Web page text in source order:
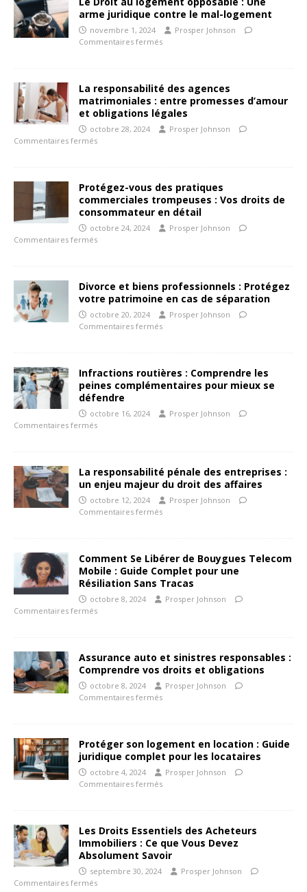
arme juridique contre le mal-logement
novembre 1, 2024
Prosper Johnson
Commentaires fermés
La responsabilité des agences
matrimoniales : entre promesses d’amour
et obligations légales
octobre 28, 2024
Prosper Johnson
Commentaires fermés
Protégez-vous des pratiques
commerciales trompeuses : Vos droits de
consommateur en détail
octobre 24, 2024
Prosper Johnson
Commentaires fermés
Divorce et biens professionnels : Protégez
votre patrimoine en cas de séparation
octobre 20, 2024
Prosper Johnson
Commentaires fermés
Infractions routières : Comprendre les
peines complémentaires pour mieux se
défendre
octobre 16, 2024
Prosper Johnson
Commentaires fermés
La responsabilité pénale des entreprises :
un enjeu majeur du droit des affaires
octobre 12, 2024
Prosper Johnson
Commentaires fermés
Comment Se Libérer de Bouygues Telecom
Mobile : Guide Complet pour une
Résiliation Sans Tracas
octobre 8, 2024
Prosper Johnson
Commentaires fermés
Assurance auto et sinistres responsables :
Comprendre vos droits et obligations
octobre 8, 2024
Prosper Johnson
Commentaires fermés
Protéger son logement en location : Guide
juridique complet pour les locataires
octobre 4, 2024
Prosper Johnson
Commentaires fermés
Les Droits Essentiels des Acheteurs
Immobiliers : Ce que Vous Devez
Absolument Savoir
septembre 30, 2024
Prosper Johnson
Commentaires fermés